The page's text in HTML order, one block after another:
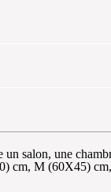
salon, une
cm, M (60X45)